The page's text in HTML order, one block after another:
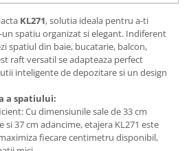
KL271, solutia ideala pentru a-ti
spatiu organizat si elegant. Indiferent
spatiul din baie, bucatarie, balcon,
raft versatil se adapteaza perfect
inteligente de depozitare si un design
a spatiului:
Cu dimensiunile sale de 33 cm
si 37 cm adancime, etajera KL271 este
fiecare centimetru disponibil,